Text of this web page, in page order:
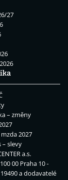
27
– změny
2027
– slevy
a.s.
00 Praha 10 -
a dodavatelé